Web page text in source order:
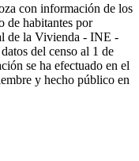
con información de los
de habitantes por
de la Vivienda - INE -
del censo al 1 de
se ha efectuado en el
y hecho público en